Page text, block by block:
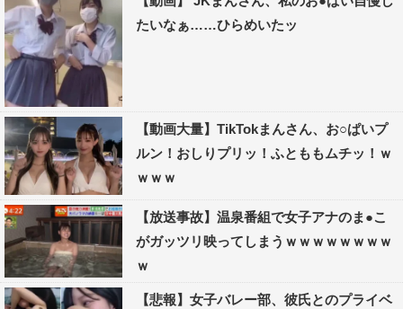
たいなぁ……ひらめいたッ
【動画大量】TikTokまんさん、お○ぱいプ
ルン！おしりプリッ！ふとももムチッ！ｗ
ｗｗｗ
【放送事故】温泉番組で女子アナのま●こ
がガッツリ映ってしまうｗｗｗｗｗｗｗｗ
ｗ
【悲報】女子バレー部、彼氏とのプライベ